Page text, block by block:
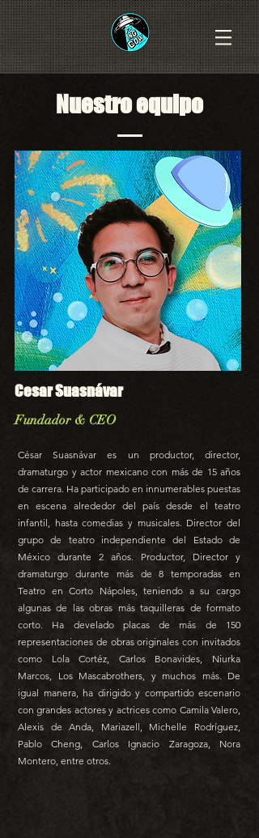
Nuestro equipo
Cesar Suasnávar
Fundador & CEO
César Suasnávar es un productor, director,
dramaturgo y actor mexicano con más de 15 años
de carrera. Ha participado en innumerables puestas
en escena alrededor del país desde el teatro
infantil, hasta comedias y musicales. Director del
grupo de teatro independiente del Estado de
México durante 2 años. Productor, Director y
dramaturgo durante más de 8 temporadas en
Teatro en Corto Nápoles, teniendo a su cargo
algunas de las obras más taquilleras de formato
corto. Ha develado placas de más de 150
representaciones de obras originales con invitados
como Lola Cortéz, Carlos Bonavides, Niurka
Marcos, Los Mascabrothers, y muchos más. De
igual manera, ha dirigido y compartido escenario
con grandes actores y actrices como Camila Valero,
Alexis de Anda, Mariazell, Michelle Rodríguez,
Pablo Cheng, Carlos Ignacio Zaragoza, Nora
Montero, entre otros.